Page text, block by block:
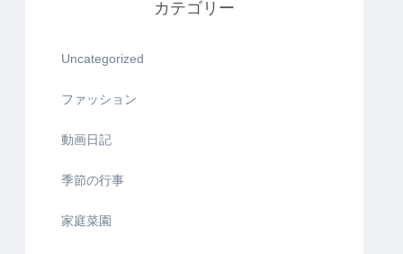
カテゴリー
Uncategorized
ファッション
動画日記
季節の行事
家庭菜園